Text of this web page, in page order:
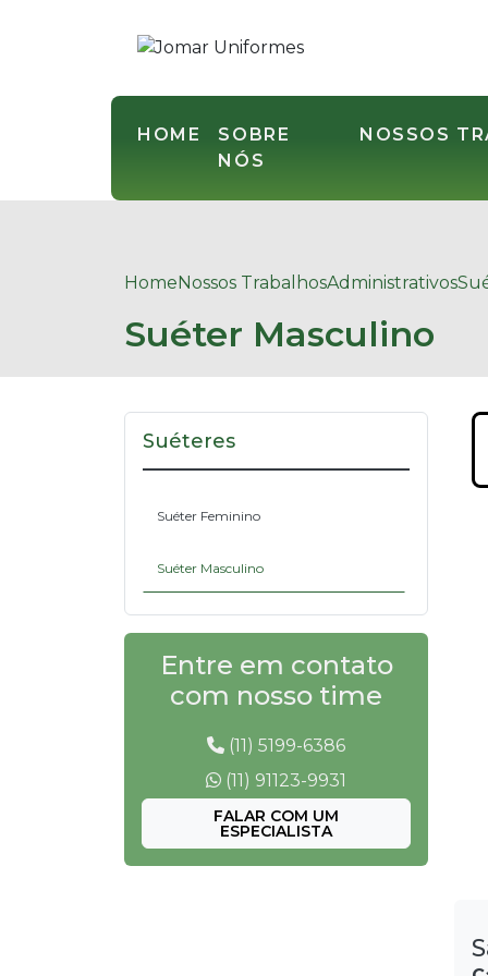
HOME
SOBRE
NÓS
NOSSOS
HomeNossos TrabalhosAdministrativos
Suéter Masculino
Suéteres
Suéter Feminino
Suéter Masculino
Entre em contato
com nosso time
(11) 5199-6386
(11) 91123-9931
FALAR COM UM
ESPECIALISTA